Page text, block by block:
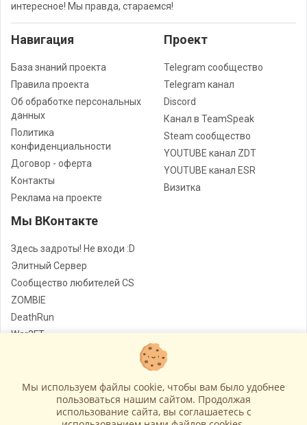
интересное! Мы правда, стараемся!
Навигация
База знаний проекта
Правила проекта
Об обработке персональных
данных
Политика
конфиденциальности
Договор - оферта
Контакты
Реклама на проекте
Проект
Telegram сообщество
Telegram канал
Discord
Канал в TeamSpeak
Steam сообщество
YOUTUBE канал ZDT
YOUTUBE канал ESR
Визитка
Мы ВКонтакте
Здесь задроты! Не входи :D
Элитный Сервер
Сообщество любителей CS
ZOMBIE
DeathRun
War3FT
Лучшие сервера Counter - Strike © Все права защищены
Работает наGameCMS
Мы используем файлы cookie, чтобы вам было удобнее
пользоваться нашим сайтом. Продолжая
использование сайта, вы соглашаетесь c